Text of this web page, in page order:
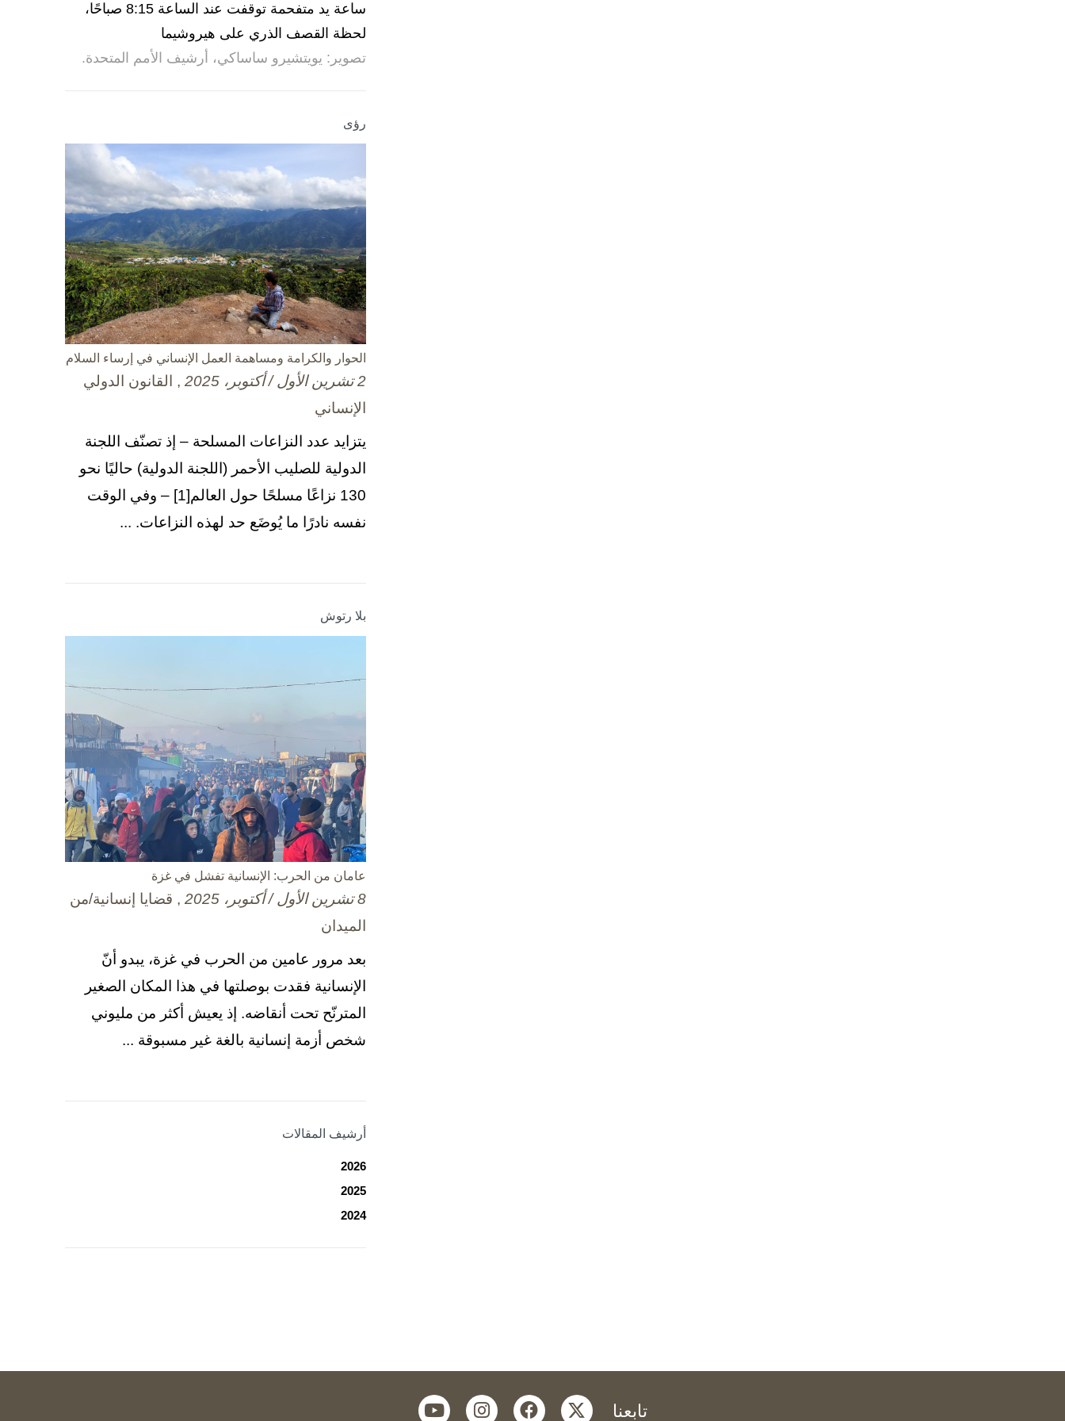
ساعة يد متفحمة توقفت عند الساعة 8:15 صباحًا،
لحظة القصف الذري على هيروشيما
تصوير: يويتشيرو ساساكي، أرشيف الأمم المتحدة.
رؤى
الحوار والكرامة ومساهمة العمل الإنساني في إرساء السلام
2 تشرين الأول / أكتوبر، 2025
, القانون الدولي
الإنساني
يتزايد عدد النزاعات المسلحة – إذ تصنّف اللجنة
الدولية للصليب الأحمر (اللجنة الدولية) حاليًا نحو
130 نزاعًا مسلحًا حول العالم[1] – وفي الوقت
نفسه نادرًا ما يُوضَع حد لهذه النزاعات. ...
بلا رتوش
عامان من الحرب: الإنسانية تفشل في غزة
8 تشرين الأول / أكتوبر، 2025
, قضايا إنسانية/من
الميدان
بعد مرور عامين من الحرب في غزة، يبدو أنّ
الإنسانية فقدت بوصلتها في هذا المكان الصغير
المترنّح تحت أنقاضه. إذ يعيش أكثر من مليوني
شخص أزمة إنسانية بالغة غير مسبوقة ...
أرشيف المقالات
2026
2025
2024
تابعنا twitter
facebook
instagram
youtube